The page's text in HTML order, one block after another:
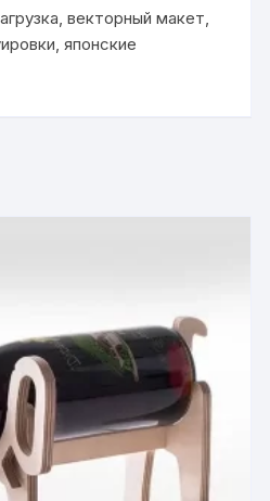
,векторный макет
,японские